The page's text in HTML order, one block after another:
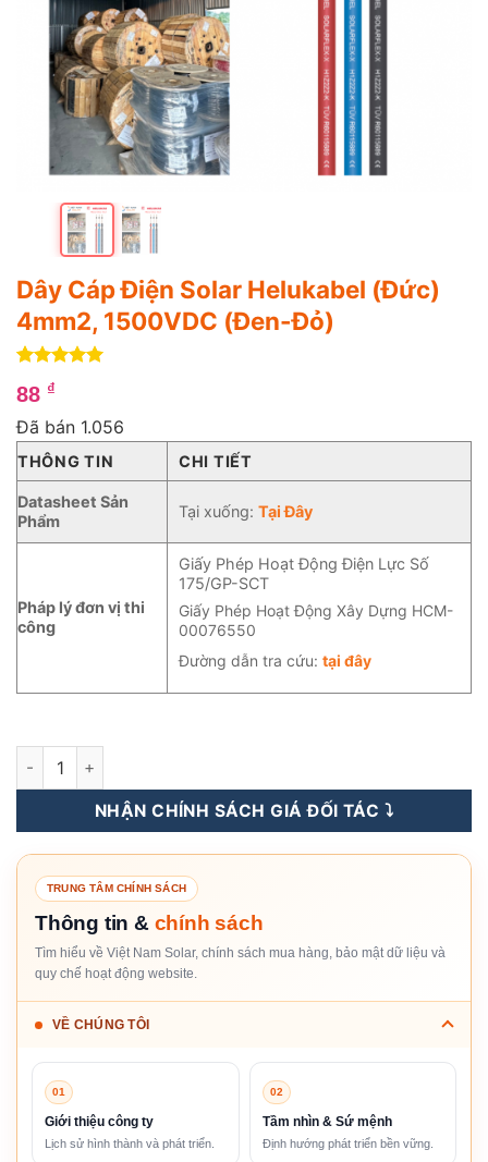
Dây Cáp Điện Solar Helukabel (Đức)
4mm2, 1500VDC (Đen-Đỏ)
trên 5
dựa trên
88 ₫
Đã bán 1.056
THÔNG TIN CHI TIẾT
Datasheet Sản
Phẩm
Tại xuống: Tại Đây
Pháp lý đơn vị thi
công
Giấy Phép Hoạt Động Điện Lực Số
175/GP-SCT
Giấy Phép Hoạt Động Xây Dựng HCM-
00076550
Đường dẫn tra cứu: tại đây
Dây Cáp Điện Solar Helukabel (Đức) 4mm2, 1500VDC (Đen-
NHẬN CHÍNH SÁCH GIÁ ĐỐI TÁC ⤵️
TRUNG TÂM CHÍNH SÁCH
Thông tin & chính sách
Tìm hiểu về Việt Nam Solar, chính sách mua hàng, bảo mật dữ liệu và
quy chế hoạt động website.
VỀ CHÚNG TÔI
01
Giới thiệu công ty
Lịch sử hình thành và phát triển.
02
Tầm nhìn & Sứ mệnh
Định hướng phát triển bền vững.